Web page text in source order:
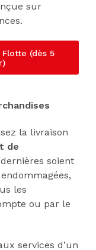
sur
Flotte (dès 5
la livraison
de
soient
les
ou par le
services d’un